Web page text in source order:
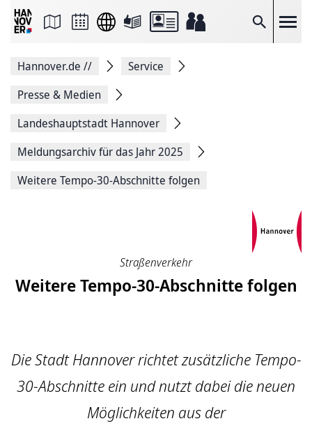
Suche
Seite
Facebook
teilen
Seitenlink
Seite
Hannover.de //
Service
Presse & Medien
Landeshauptstadt Hannover
Meldungsarchiv für das Jahr 2025
Weitere Tempo-30-Abschnitte folgen
Straßenverkehr
Weitere Tempo-30-Abschnitte folgen
Die Stadt Hannover richtet zusätzliche Tempo-
30-Abschnitte ein und nutzt dabei die neuen
Möglichkeiten aus der